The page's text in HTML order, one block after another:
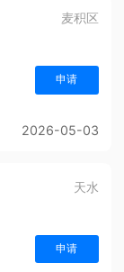
麦积区
申请
2026-05-03
天水
申请